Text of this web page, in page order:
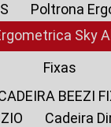
Poltrona
Sky
Fixas
CADEIRA BEEZI
Cadeira